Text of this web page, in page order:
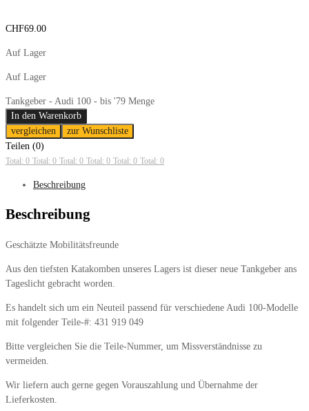
CHF69.00
Auf Lager
Auf Lager
Tankgeber - Audi 100 - bis '79 Menge
In den Warenkorb
vergleichen
zur Wunschliste
Teilen (0)
Total: 0 Total: 0 Total: 0 Total: 0 Total: 0 Total: 0
Beschreibung
Beschreibung
Geschätzte Mobilitätsfreunde
Aus den tiefsten Katakomben unseres Lagers ist dieser neue Tankgeber ans
Tageslicht gebracht worden.
Es handelt sich um ein Neuteil passend für verschiedene Audi 100-Modelle
mit folgender Teile-#: 431 919 049
Bitte vergleichen Sie die Teile-Nummer, um Missverständnisse zu
vermeiden.
Wir liefern auch gerne gegen Vorauszahlung und Übernahme der
Lieferkosten.